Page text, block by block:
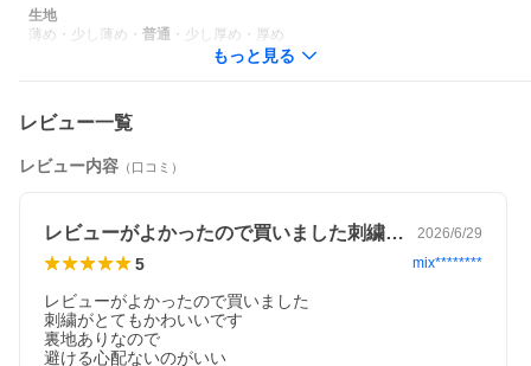
生地
薄め ・ 少し薄め ・ 普通 ・ 少し厚め ・ 厚め
もっと見る
レビュー一覧
レビュー内容 （口コミ）
レビューがよかったので買いました刺繍が… 2026/6/29
5 mix********
レビューがよかったので買いました
刺繍がとてもかわいいです
裏地ありなので
避ける心配ないのがいい